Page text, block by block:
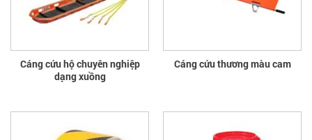
Cáng cứu hộ chuyên nghiệp
dạng xuồng
Cáng cứu thương màu cam